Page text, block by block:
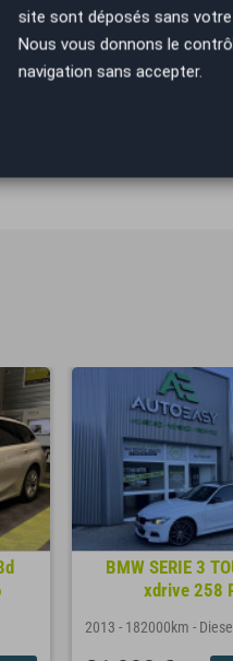
BMW SERIE 3
xdrive 258
2013 - 182000km - Diesel
site sont déposés sans
Nous vous donnons le
navigation sans accepter.